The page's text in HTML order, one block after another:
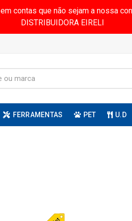
contas que não sejam a nossa
DISTRIBUIDORA EIRELI
FERRAMENTAS PET U.D